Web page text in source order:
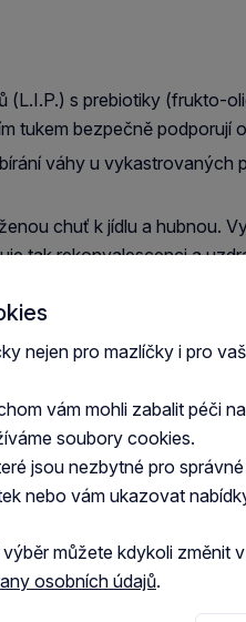
(L.I.P.) s prebiotiky (frukto-
tukem bezpečně podporují
váhy u vykastrovaných
chuť k jídlu a hubnou.
tak rekonvalescenci a
mastné kyseliny s
hydrolyzované živočišné
minerální látky, kvasnice,
droždí (zdroj manno-
Vitamín D3: 1000 mj., E1
(Zinek): 185 mg, E8 (Selen):
nejen pro mazlíčky i pro
vám mohli zabalit péči
soubory cookies.
jsou nezbytné pro
nebo vám ukazovat
výběr můžete kdykoli změnit
osobních údajů.